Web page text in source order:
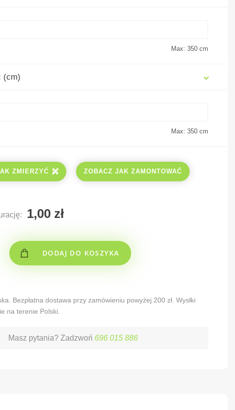
Max: 350 cm
(cm)
Max: 350 cm
ZMIERZYĆ ZOBACZ JAK ZAMONTOWAĆ
DODAJ DO KOSZYKA
Bezpłatna dostawa przy zamówieniu powyżej 200 zł. Wysłki
na terenie Polski.
Masz pytania? Zadzwoń 696 015 886